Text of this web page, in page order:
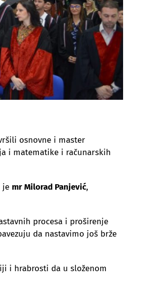
osnovne i master
i matematike i računarskih
je mr Milorad Panjević,
procesa i proširenje
da nastavimo još brže
i hrabrosti da u složenom